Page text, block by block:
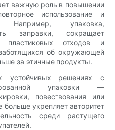
важную роль в повышении
использование и
Например, упаковка,
заправки, сокращает
пластиковых отходов и
об окружающей
за этичные продукты.
устойчивых решениях с
упаковки —
повествования или
укрепляет авторитет
среди растущего